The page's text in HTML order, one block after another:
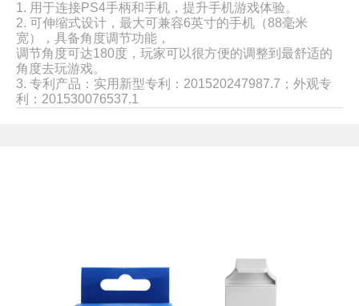
1. 用于连接PS4手柄和手机，提升手机游戏体验。
2. 可伸缩式设计，最大可兼容6英寸的手机（88毫米
宽），具备角度调节功能，
调节角度可达180度，玩家可以很方便的调整到最舒适的
角度去玩游戏。
3. 专利产品：实用新型专利：201520247987.7； 外观专
利：201530076537.1